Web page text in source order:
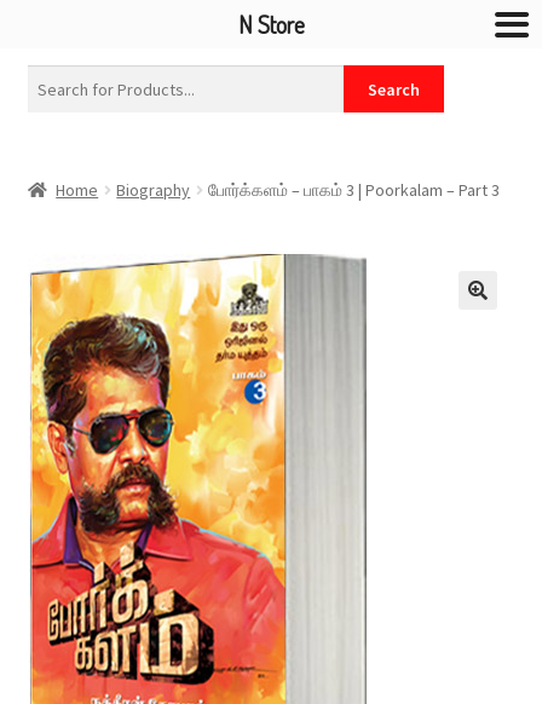
Home Biography போர்க்களம் – பாகம் 3 | Poorkalam – Part 3
N Store